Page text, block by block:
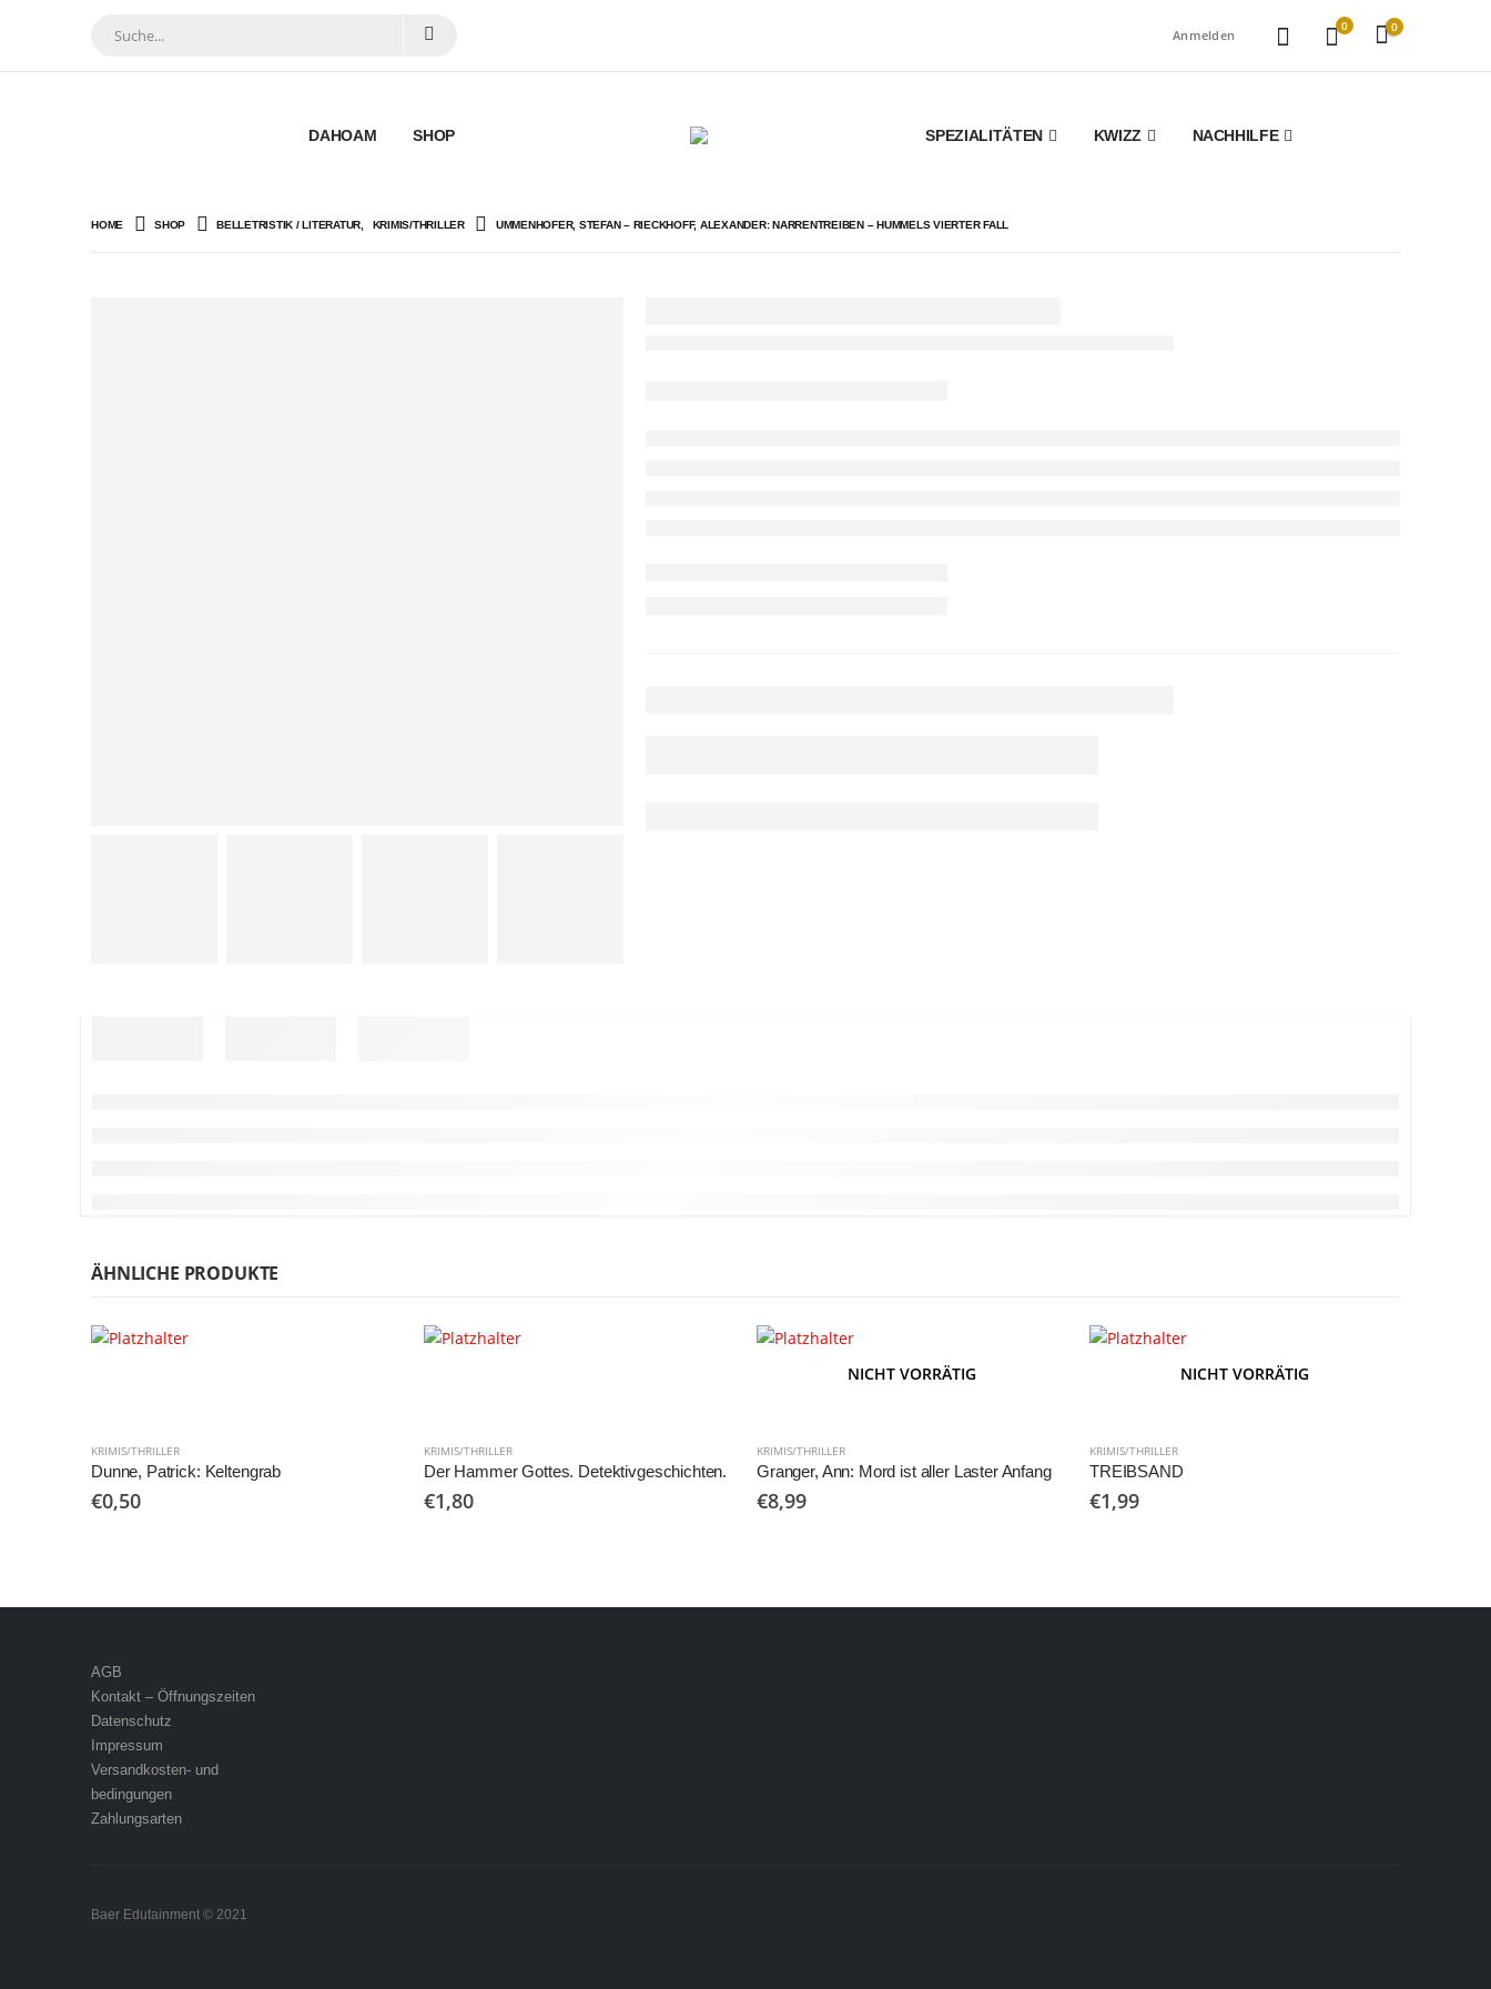
Anmelden
0 0
DAHOAM SHOP SPEZIALITÄTEN KWIZZ NACHHILFE
HOME SHOP BELLETRISTIK / LITERATUR KRIMIS/THRILLER UMMENHOFER, STEFAN – RIECKHOFF, ALEXANDER: NARRENTREIBEN – HUMMELS VIERTER FALL
ÄHNLICHE PRODUKTE
KRIMIS/THRILLER
Dunne, Patrick: Keltengrab
€0,50
KRIMIS/THRILLER
Der Hammer Gottes. Detektivgeschichten.
€1,80
NICHT VORRÄTIG
KRIMIS/THRILLER
Granger, Ann: Mord ist aller Laster Anfang
€8,99
NICHT VORRÄTIG
KRIMIS/THRILLER
TREIBSAND
€1,99
AGB
Kontakt – Öffnungszeiten
Datenschutz
Impressum
Versandkosten- und
bedingungen
Zahlungsarten
Baer Edutainment © 2021